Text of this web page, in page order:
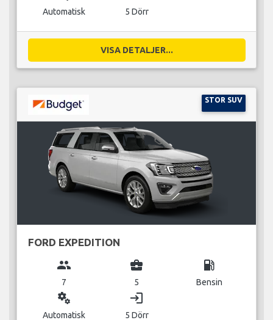
Automatisk 5 Dörr
VISA DETALJER...
STOR SUV
FORD EXPEDITION
group
7
business_center
5
local_gas_station
Bensin
miscellaneous_services
Automatisk
login
5 Dörr